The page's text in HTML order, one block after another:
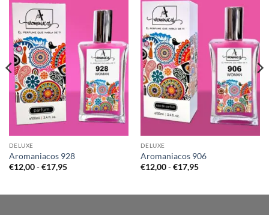
DELUXE
Aromaniacos 928
€12,00 - €17,95Rango
€12,00
DELUXE
Aromaniacos 906
€12,00 - €17,95Rango
€12,00